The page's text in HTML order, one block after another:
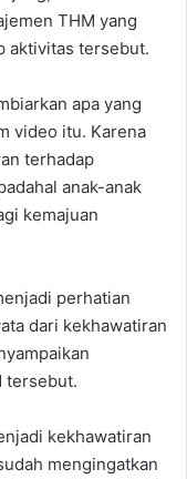
THM yang
aktivitas tersebut.
apa yang
video itu. Karena
terhadap
anak-anak
kemajuan
perhatian
dari kekhawatiran
tersebut.
kekhawatiran
mengingatkan